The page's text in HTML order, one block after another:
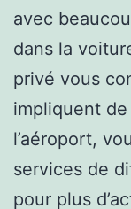
avec
dans la
privé vous
impliquent
l’aéroport,
services de
pour plus